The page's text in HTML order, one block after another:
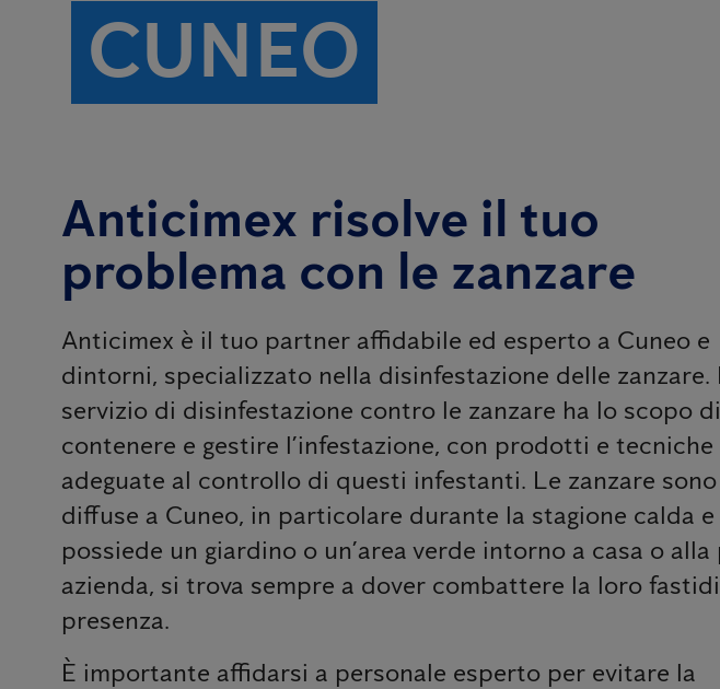
CUNEO
Anticimex risolve il tuo
problema con le zanzare
Anticimex è il tuo partner affidabile ed esperto a Cuneo e
dintorni, specializzato nella disinfestazione delle
servizio di disinfestazione contro le zanzare ha lo scopo di
contenere e gestire l’infestazione, con prodotti e tecniche
adeguate al controllo di questi infestanti. Le zanzare
diffuse a Cuneo, in particolare durante la stagione calda e
possiede un giardino o un’area verde intorno a casa o
azienda, si trova sempre a dover combattere la loro
presenza.
È importante affidarsi a personale esperto per evitare la